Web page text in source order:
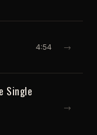
4:54 →
Single
→